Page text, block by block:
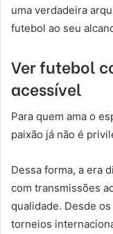
uma verdadeira
futebol ao seu
Ver futebol
acessível
Para quem ama o
paixão já não é
Dessa forma, a era
com transmissões
qualidade. Desde
torneios